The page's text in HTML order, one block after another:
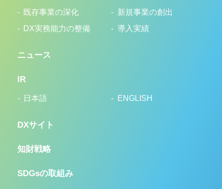
既存事業の深化
新規事業の創出
DX実務能力の整備
導入実績
ニュース
IR
日本語 ENGLISH
DXサイト
知財戦略
SDGsの取組み